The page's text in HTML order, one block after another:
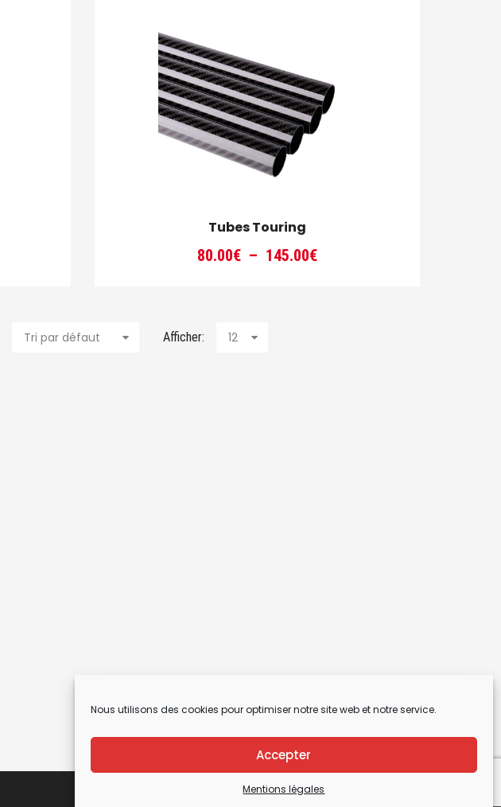
Nous utilisons des cookies pour optimiser notre site web et notre service.
Accepter
Mentions légales
Tubes Touring
80.00€ – 145.00€Plage
Tri par défaut Afficher: 12